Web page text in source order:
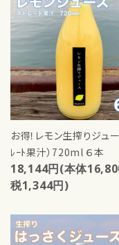
お得！レモン生搾りジュー
ﾚｰﾄ果汁）720ml ６本
18,144円(本体
税1,344円)